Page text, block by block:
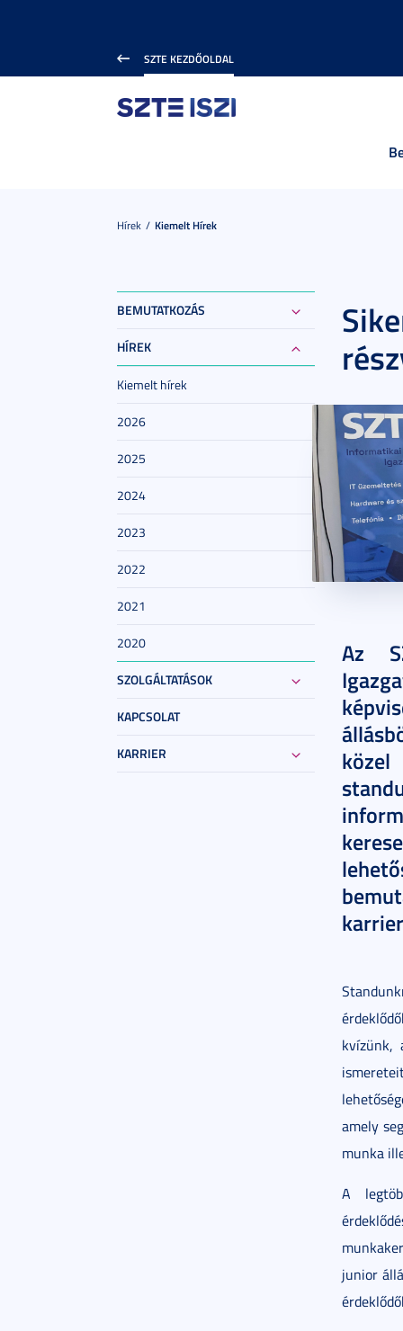
SZTE KEZDŐOLDAL
Hírek Kiemelt Hírek
BEMUTATKOZÁS
HÍREK
Kiemelt hírek
2026
2025
2024
2023
2022
2021
2020
SZOLGÁLTATÁSOK
KAPCSOLAT
KARRIER
Az
kvízünk,
amely
munka
A
junior